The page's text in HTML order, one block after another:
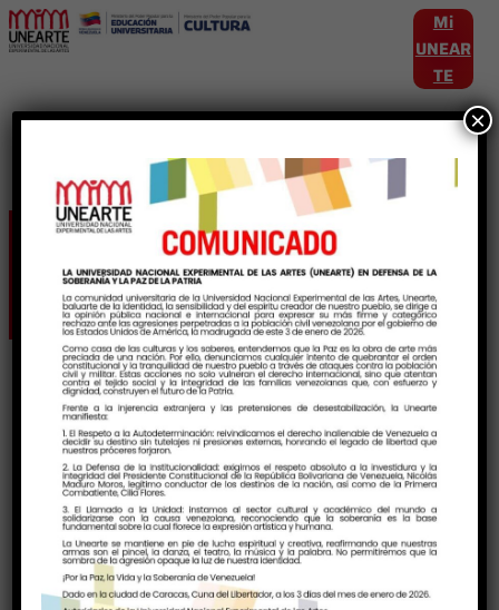
Mi
UNEAR
TE
Etiqueta:Caribe
×